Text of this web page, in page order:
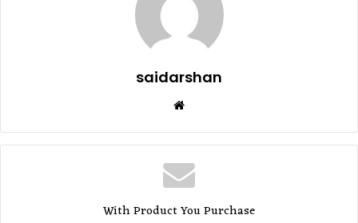
saidarshan
With Product You Purchase